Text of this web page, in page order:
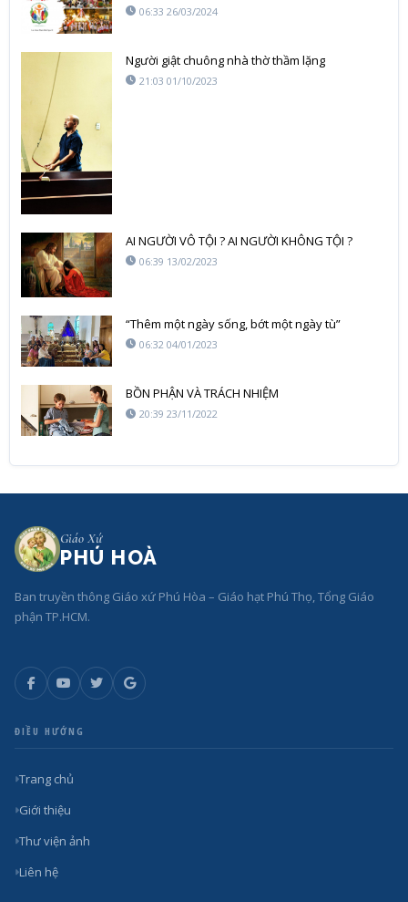
06:33 26/03/2024
Người giật chuông nhà thờ thầm lặng
21:03 01/10/2023
AI NGƯỜI VÔ TỘI ? AI NGƯỜI KHÔNG TỘI ?
06:39 13/02/2023
“Thêm một ngày sống, bớt một ngày tù”
06:32 04/01/2023
BỒN PHẬN VÀ TRÁCH NHIỆM
20:39 23/11/2022
Giáo Xứ
PHÚ HOÀ
Ban truyền thông Giáo xứ Phú Hòa – Giáo hạt Phú Thọ, Tổng Giáo
phận TP.HCM.
ĐIỀU HƯỚNG
Trang chủ
Giới thiệu
Thư viện ảnh
Liên hệ